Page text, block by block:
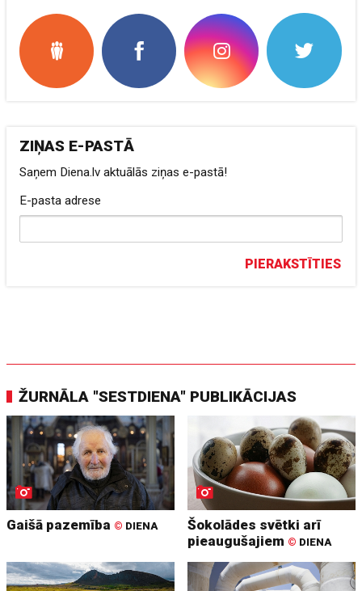
ZIŅAS E-PASTĀ
Saņem Diena.lv aktuālās ziņas e-pastā!
E-pasta adrese
PIERAKSTĪTIES
ŽURNĀLA "SESTDIENA" PUBLIKĀCIJAS
Gaišā pazemība © DIENA
Šokolādes svētki arī
pieaugušajiem © DIENA